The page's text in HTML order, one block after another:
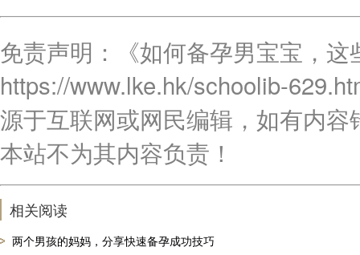
免责声明：《如何备孕男宝宝，
https://www.lke.hk/schoolib-
源于互联网或网民编辑，如有内
本站不为其内容负责！
相关阅读
两个男孩的妈妈，分享快速备孕成功技巧